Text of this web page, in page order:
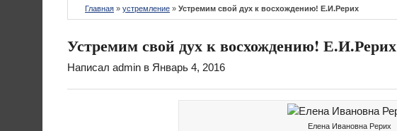
Главная » устремление » Устремим свой дух к восхождению! Е.И.Рерих
Устремим свой дух к восхождению! Е.И.Рерих
Написал admin в Январь 4, 2016
Елена Ивановна Рерих